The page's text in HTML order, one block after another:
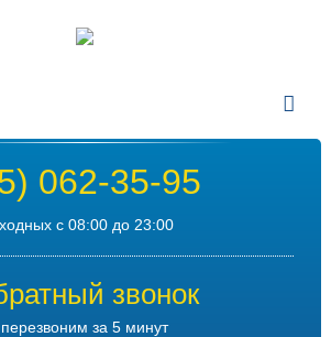
062-35-95
с 08:00 до 23:00
звонок
перезвоним за 5 минут